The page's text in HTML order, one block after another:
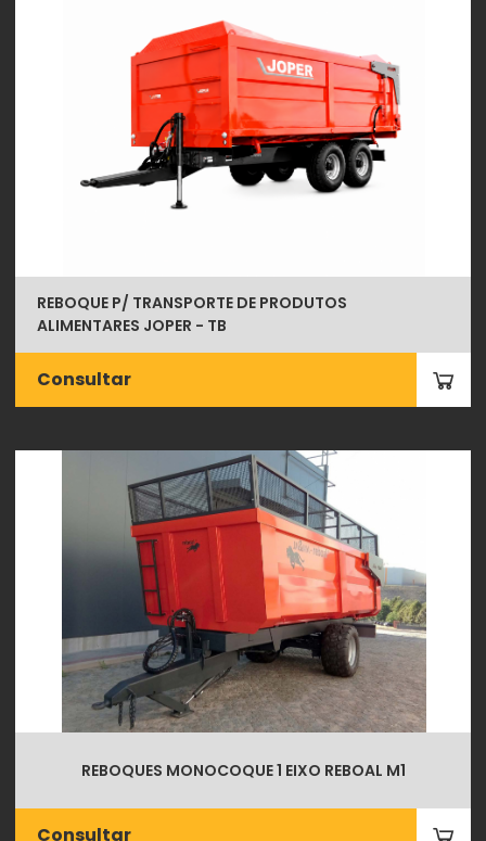
REBOQUE P/ TRANSPORTE DE PRODUTOS
ALIMENTARES JOPER - TB
Consultar
REBOQUES MONOCOQUE 1 EIXO REBOAL M1
Consultar